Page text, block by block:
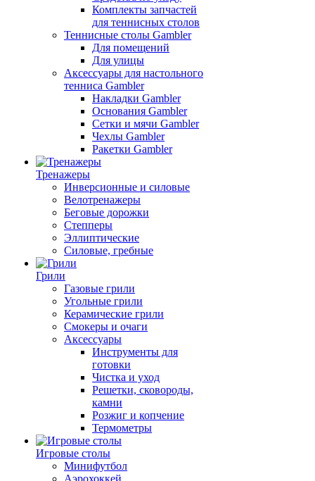
Комплекты запчастей
для теннисных столов
Теннисные столы Gambler
Для помещений
Для улицы
Аксессуары для настольного
тенниса Gambler
Накладки Gambler
Основания Gambler
Сетки и мячи Gambler
Чехлы Gambler
Ракетки Gambler
Тренажеры
Инверсионные и силовые
Велотренажеры
Беговые дорожки
Степперы
Эллиптические
Силовые, гребные
Грили
Газовые грили
Угольные грили
Керамические грили
Смокеры и очаги
Аксессуары
Инструменты для
готовки
Чистка и уход
Решетки, сковороды,
камни
Розжиг и копчение
Термометры
Игровые столы
Минифутбол
Аэрохоккей